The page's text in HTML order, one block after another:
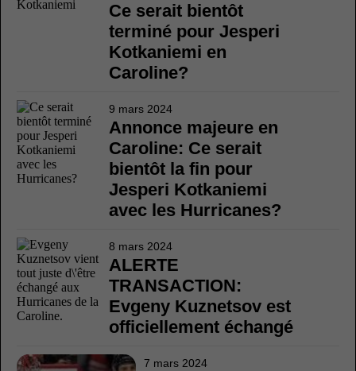
Ce serait bientôt
terminé pour Jesperi
Kotkaniemi en
Caroline?
9 mars 2024
Annonce majeure en
Caroline: Ce serait
bientôt la fin pour
Jesperi Kotkaniemi
avec les Hurricanes?
8 mars 2024
ALERTE
TRANSACTION:
Evgeny Kuznetsov est
officiellement échangé
7 mars 2024